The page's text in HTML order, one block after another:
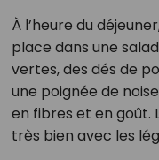
À l’heure du
place dans une
vertes, des dés de
une poignée de
en fibres et en goût.
très bien avec les